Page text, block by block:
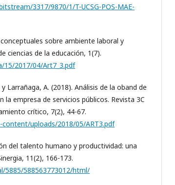
3317/9870/1/T-UCSG-POS-MAE-
sobre ambiente laboral y
ciencias de la educación, 1(7).
15/2017/04/Art7_3.pdf
y Larrañaga, A. (2018). Análisis de la oband de
la empresa de servicios públicos. Revista 3C
crítico, 7(2), 44-67.
uploads/2018/05/ART3.pdf
del talento humano y productividad: una
11(2), 166-173.
5885/588563773012/html/